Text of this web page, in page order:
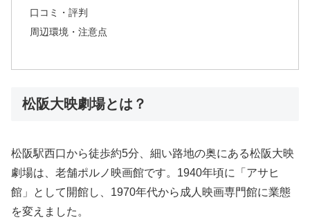
口コミ・評判
周辺環境・注意点
松阪大映劇場とは？
松阪駅西口から徒歩約5分、細い路地の奥にある松阪大映
劇場は、老舗ポルノ映画館です。1940年頃に「アサヒ
館」として開館し、1970年代から成人映画専門館に業態
を変えました。